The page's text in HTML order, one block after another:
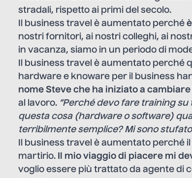
stradali, rispetto ai primi del secolo.
Il business travel è aumentato perché
nostri fornitori, ai nostri colleghi, ai
in vacanza, siamo in un periodo di
Il business travel è aumentato perché
hardware e knoware per il business
nome Steve che ha iniziato a
al lavoro. “Perché devo fare training
questa cosa (hardware o software)
terribilmente semplice? Mi sono
Il business travel è aumentato perché
martirio.
Il mio viaggio di piacere mi
voglio essere più trattato da agente di